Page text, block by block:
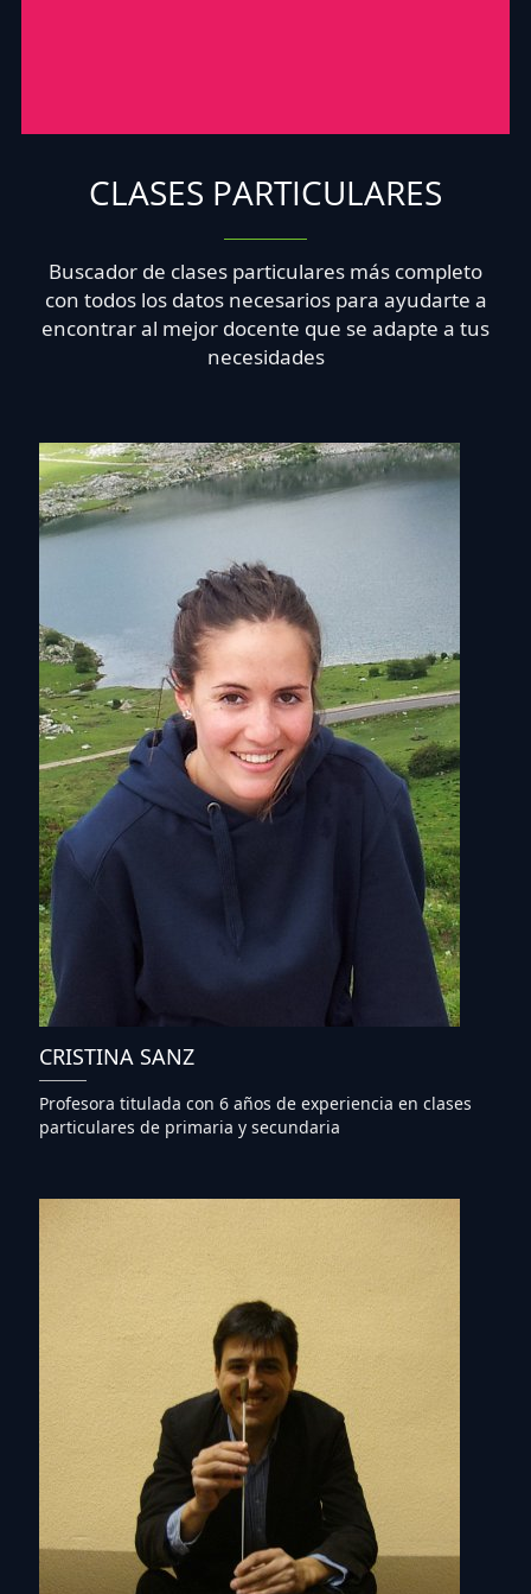
CLASES PARTICULARES
Buscador de clases particulares más completo
con todos los datos necesarios para ayudarte a
encontrar al mejor docente que se adapte a tus
necesidades
CRISTINA SANZ
Profesora titulada con 6 años de experiencia en clases
particulares de primaria y secundaria